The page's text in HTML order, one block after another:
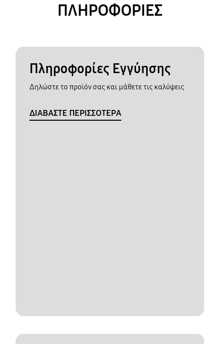
ΠΛΗΡΟΦΟΡΙΕΣ
Πληροφορίες Εγγύησης
Δηλώστε το προϊόν σας και μάθετε τις καλύψεις
ΔΙΑΒΑΣΤΕ ΠΕΡΙΣΣΟΤΕΡΑ